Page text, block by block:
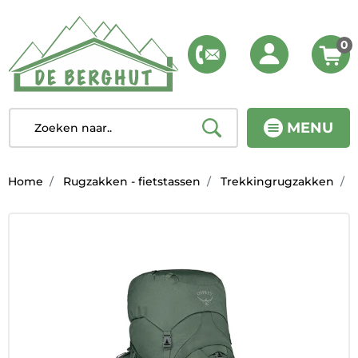
MENU
0
Home Rugzakken - fietstassen Trekkingrugzakken